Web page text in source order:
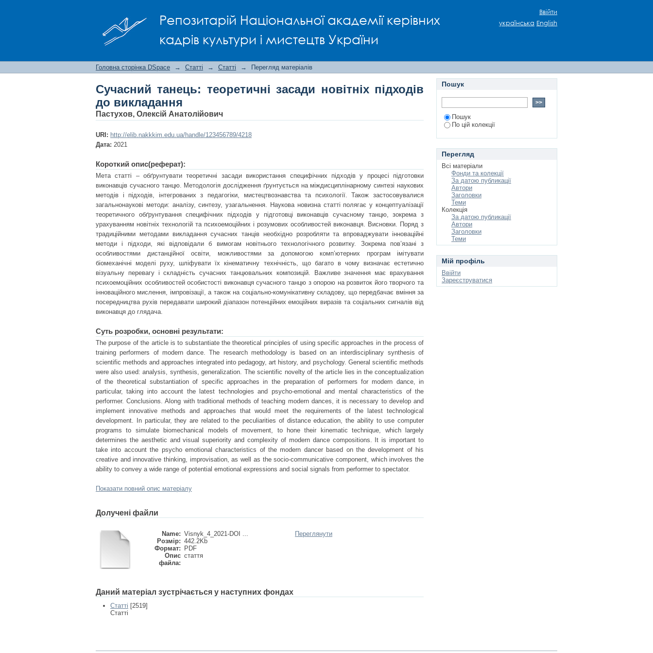
Репозитарій Національної академії керівних
кадрів культури і мистецтв України
Ввійти
українська English
Головна сторінка DSpace → Статті → Статті → Перегляд матеріалів
Сучасний танець: теоретичні засади новітніх підходів
до викладання
Пастухов, Олексій Анатолійович
URI: http://elib.nakkkim.edu.ua/handle/123456789/4218
Дата: 2021
Короткий опис(реферат):
Мета статті – обґрунтувати теоретичні засади використання специфічних підходів у процесі підготовки
виконавців сучасного танцю. Методологія дослідження ґрунтується на міждисциплінарному синтезі наукових
методів і підходів, інтегрованих з педагогіки, мистецтвознавства та психології. Також застосовувалися
загальнонаукові методи: аналізу, синтезу, узагальнення. Наукова новизна статті полягає у концептуалізації
теоретичного обґрунтування специфічних підходів у підготовці виконавців сучасному танцю, зокрема з
урахуванням новітніх технологій та психоемоційних і розумових особливостей виконавця. Висновки. Поряд з
традиційними методами викладання сучасних танців необхідно розробляти та впроваджувати інноваційні
методи і підходи, які відповідали б вимогам новітнього технологічного розвитку. Зокрема пов’язані з
особливостями дистанційної освіти, можливостями за допомогою комп’ютерних програм імітувати
біомеханічні моделі руху, шліфувати їх кінематичну технічність, що багато в чому визначає естетично
візуальну перевагу і складність сучасних танцювальних композицій. Важливе значення має врахування
психоемоційних особливостей особистості виконавця сучасного танцю з опорою на розвиток його творчого та
інноваційного мислення, імпровізації, а також на соціально-комунікативну складову, що передбачає вміння за
посередництва рухів передавати широкий діапазон потенційних емоційних виразів та соціальних сигналів від
виконавця до глядача.
Суть розробки, основні результати:
The purpose of the article is to substantiate the theoretical principles of using specific approaches in the process of
training performers of modern dance. The research methodology is based on an interdisciplinary synthesis of
scientific methods and approaches integrated into pedagogy, art history, and psychology. General scientific methods
were also used: analysis, synthesis, generalization. The scientific novelty of the article lies in the conceptualization
of the theoretical substantiation of specific approaches in the preparation of performers for modern dance, in
particular, taking into account the latest technologies and psycho-emotional and mental characteristics of the
performer. Conclusions. Along with traditional methods of teaching modern dances, it is necessary to develop and
implement innovative methods and approaches that would meet the requirements of the latest technological
development. In particular, they are related to the peculiarities of distance education, the ability to use computer
programs to simulate biomechanical models of movement, to hone their kinematic technique, which largely
determines the aesthetic and visual superiority and complexity of modern dance compositions. It is important to
take into account the psycho emotional characteristics of the modern dancer based on the development of his
creative and innovative thinking, improvisation, as well as the socio-communicative component, which involves the
ability to convey a wide range of potential emotional expressions and social signals from performer to spectator.
Показати повний опис матеріалу
Долучені файли
Name: Visnyk_4_2021-DOI ...
Розмір: 442.2Kb
Формат:
PDF
Опис
файла:
стаття
Переглянути
Даний матеріал зустрічається у наступних фондах
Статті [2519]
Статті
Пошук
Пошук
По цій колекції
Перегляд
Всі матеріали
Фонди та колекції
За датою публикації
Автори
Заголовки
Теми
Колекція
За датою публикації
Автори
Заголовки
Теми
Мій профіль
Ввійти
Зареєструватися